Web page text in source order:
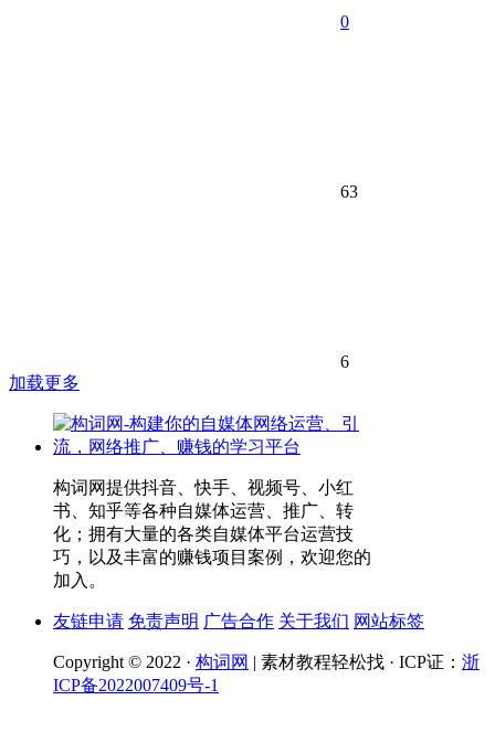
0
63
6
加载更多
构词网提供抖音、快手、视频号、小红
书、知乎等各种自媒体运营、推广、转
化；拥有大量的各类自媒体平台运营技
巧，以及丰富的赚钱项目案例，欢迎您的
加入。
友链申请 免责声明 广告合作 关于我们 网站标签
Copyright © 2022 · 构词网 | 素材教程轻松找 · ICP证： 浙
ICP备2022007409号-1